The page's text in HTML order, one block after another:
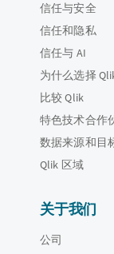
信任与安全
信任和隐私
信任与 AI
为什么选择
比较 Qlik
特色技术合作
数据来源和目
Qlik 区域
关于我们
公司